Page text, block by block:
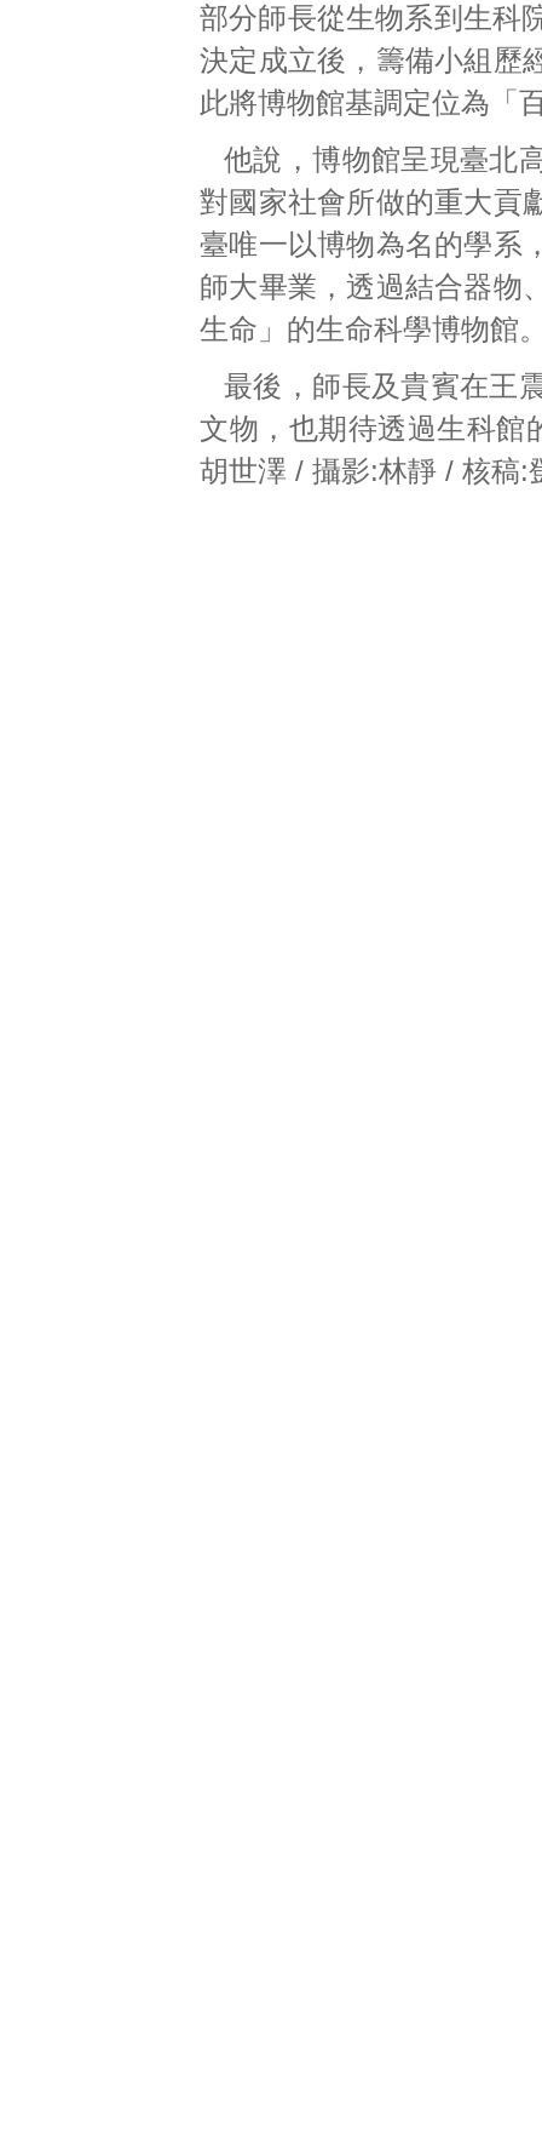
部分師長從生物系到生科
決定成立後，籌備小組歷
此將博物館基調定位為「
他說，博物館呈現臺北
對國家社會所做的重大貢
臺唯一以博物為名的學系
師大畢業，透過結合器物
生命」的生命科學博物館
最後，師長及貴賓在王
文物，也期待透過生科館
胡世澤 / 攝影:林靜 / 核稿: